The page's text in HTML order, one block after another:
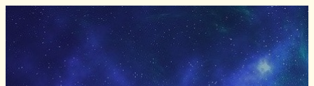
Panneau de gestion des cookies